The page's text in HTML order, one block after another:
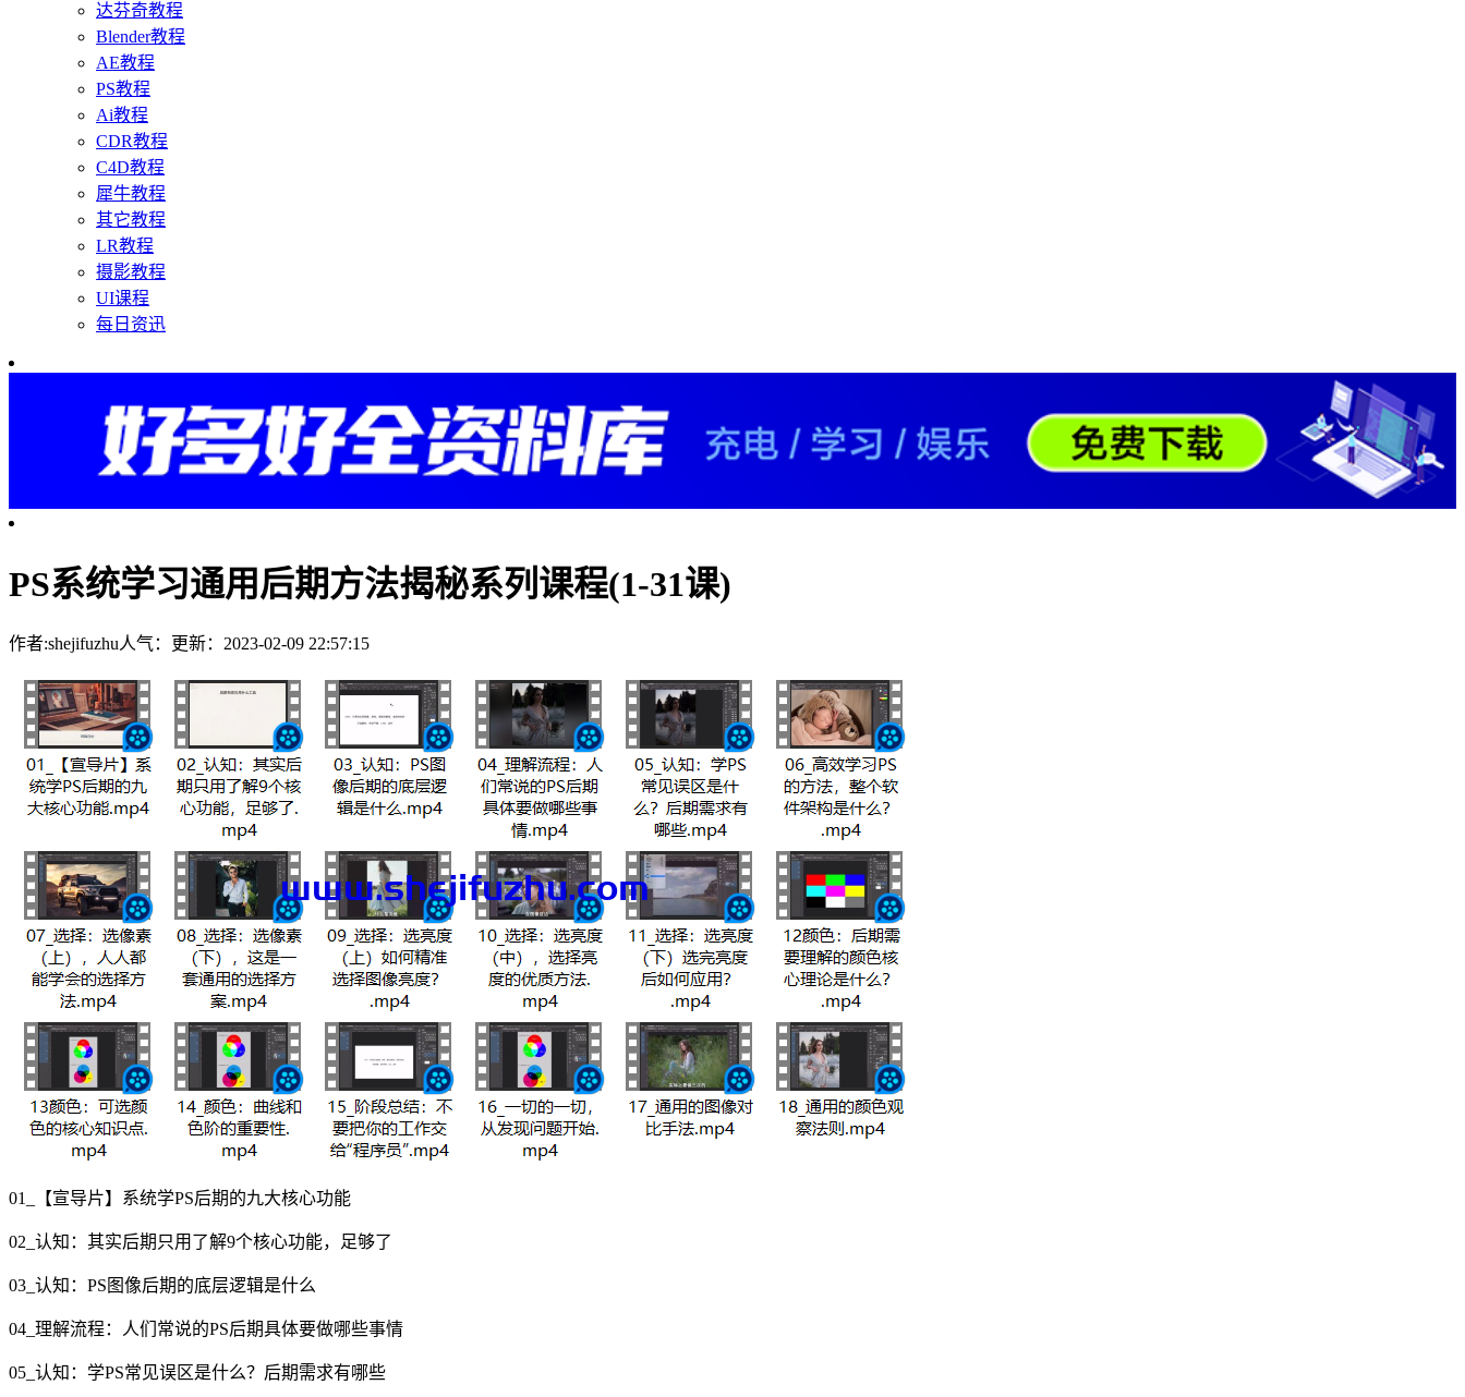
达芬奇教程
Blender教程
AE教程
PS教程
Ai教程
CDR教程
C4D教程
犀牛教程
其它教程
LR教程
摄影教程
UI课程
每日资迅
PS系统学习通用后期方法揭秘系列课程(1-31课)
作者:shejifuzhu人气： 更新：2023-02-09 22:57:15
01_【宣导片】系统学PS后期的九大核心功能
02_认知：其实后期只用了解9个核心功能，足够了
03_认知：PS图像后期的底层逻辑是什么
04_理解流程：人们常说的PS后期具体要做哪些事情
05_认知：学PS常见误区是什么？后期需求有哪些